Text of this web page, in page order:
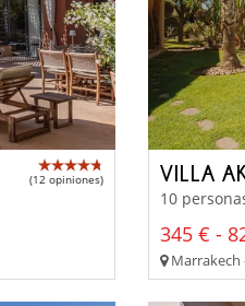
(12 opiniones) VILLA
10
345 € -
Marrakech